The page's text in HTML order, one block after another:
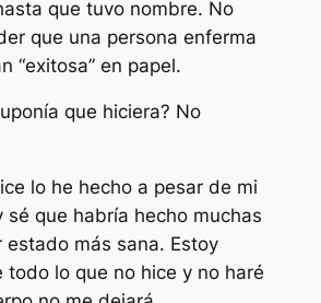
que tuvo nombre. No
que una persona enferma
“exitosa” en papel.
que hiciera? No
lo he hecho a pesar de mi
sé que habría hecho muchas
estado más sana. Estoy
todo lo que no hice y no haré